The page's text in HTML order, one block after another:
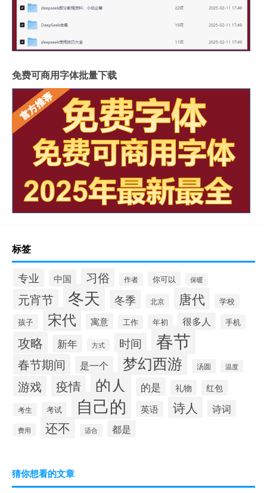
免费可商用字体批量下载
标签
专业 中国 习俗 作者 你可以 保暖
元宵节 冬天 冬季 北京 唐代 学校
孩子 宋代 寓意 工作 年初 很多人 手机
攻略 新年 方式 时间 春节
春节期间 是一个 梦幻西游 汤圆 温度
游戏 疫情 的人 的是 礼物 红包
考生 考试 自己的 英语 诗人 诗词
费用 还不 适合 都是
猜你想看的文章